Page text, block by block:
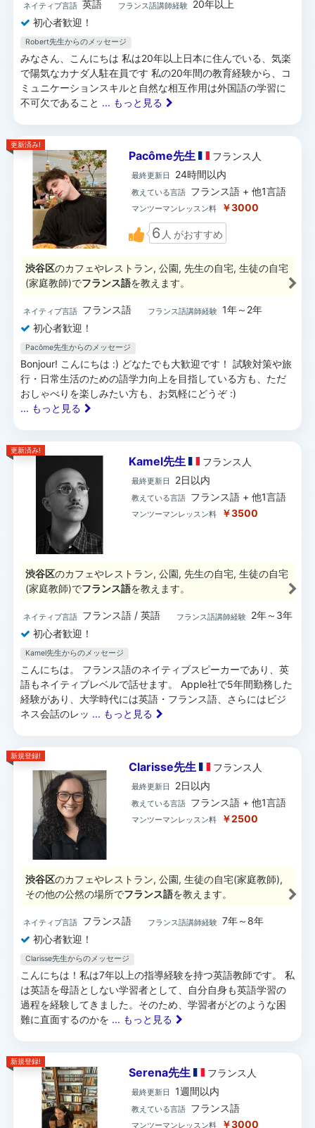
ネイティブ言語 英語 フランス語講師経験
20年以上
初心者歓迎！
Robert先生からのメッセージ
みなさん、こんにちは 私は20年以上日本に住んでいる、気楽
で陽気なカナダ人駐在員です 私の20年間の教育経験から、コ
ミュニケーションスキルと自然な相互作用は外国語の学習に
不可欠であること ... もっと見る
更新済み!
Pacôme先生 フランス 人
最終更新日 24時間以内
教えている言語 フランス語 + 他1言語
マンツーマンレッスン料 ￥3000
6 人 がおすすめ
渋谷区のカフェやレストラン, 公園, 先生の自宅, 生徒の自宅
(家庭教師)でフランス語を教えます。
ネイティブ言語 フランス語 フランス語講師経験 1年～2年
初心者歓迎！
Pacôme先生からのメッセージ
Bonjour! こんにちは :) どなたでも大歓迎です！ 試験対策や旅
行・日常生活のための語学力向上を目指している方も、ただ
おしゃべりを楽しみたい方も、お気軽にどうぞ :)
... もっと見る
更新済み!
Kamel先生 フランス 人
最終更新日 2日以内
教えている言語 フランス語 + 他1言語
マンツーマンレッスン料 ￥3500
渋谷区のカフェやレストラン, 公園, 先生の自宅, 生徒の自宅
(家庭教師)でフランス語を教えます。
ネイティブ言語 フランス語 / 英語 フランス語講師経験
2年～3年
初心者歓迎！
Kamel先生からのメッセージ
こんにちは。 フランス語のネイティブスピーカーであり、英
語もネイティブレベルで話せます。 Apple社で5年間勤務した
経験があり、大学時代には英語・フランス語、さらにはビジ
ネス会話のレッ ... もっと見る
新規登録!
Clarisse先生 フランス 人
最終更新日 2日以内
教えている言語 フランス語 + 他1言語
マンツーマンレッスン料 ￥2500
渋谷区のカフェやレストラン, 公園, 生徒の自宅(家庭教師),
その他の公然の場所でフランス語を教えます。
ネイティブ言語 フランス語 フランス語講師経験 7年～8年
初心者歓迎！
Clarisse先生からのメッセージ
こんにちは！私は7年以上の指導経験を持つ英語教師です。 私
は英語を母語としない学習者として、自分自身も英語学習の
過程を経験してきました。そのため、学習者がどのような困
難に直面するのかを ... もっと見る
新規登録!
Serena先生 フランス 人
最終更新日 1週間以内
教えている言語 フランス語
マンツーマンレッスン料 ￥3000